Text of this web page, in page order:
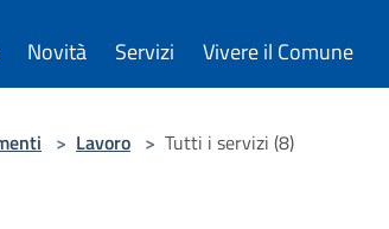
Novità Servizi Vivere il Comune
> Lavoro > Tutti i servizi (8)